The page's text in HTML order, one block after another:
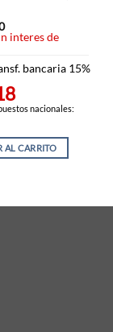
interes de
bancaria 15%
nacionales:
AL CARRITO